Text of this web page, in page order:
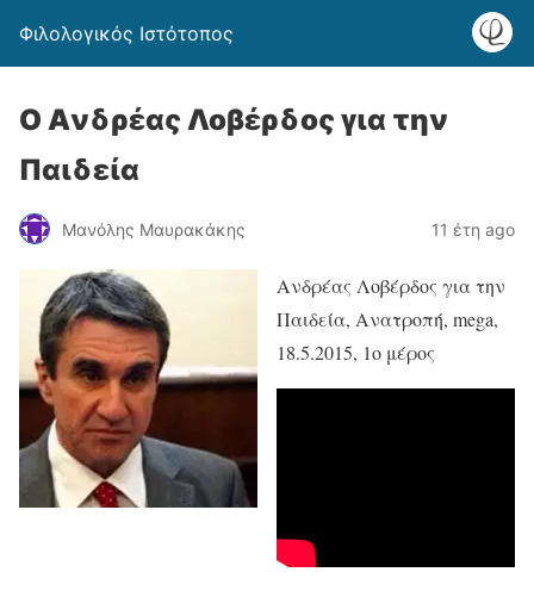
Φιλολογικός Ιστότοπος
O Aνδρέας Λοβέρδος για την
Παιδεία
Μανόλης Μαυρακάκης 11 έτη ago
Aνδρέας Λοβέρδος για την
Παιδεία, Ανατροπή, mega,
18.5.2015, 1ο μέρος